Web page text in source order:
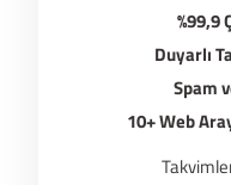
%99,9
Duyarlı
Spam
10+ Web